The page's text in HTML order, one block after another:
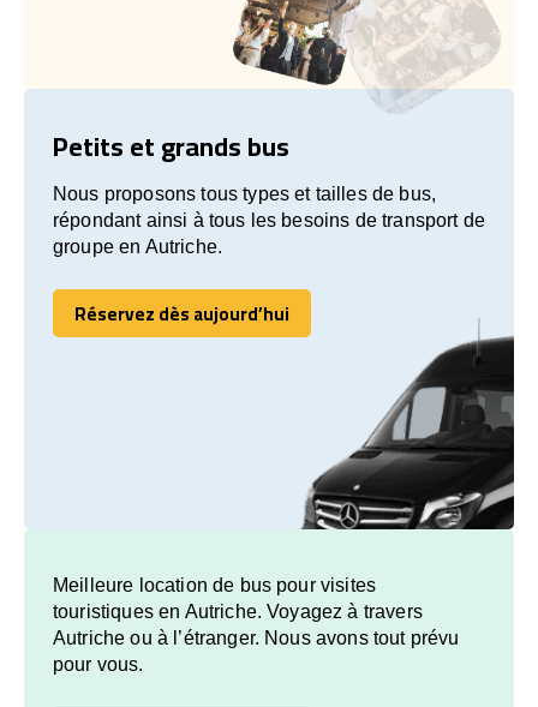
Petits et grands bus
Nous proposons tous types et tailles de bus,
répondant ainsi à tous les besoins de transport de
groupe en Autriche.
Réservez dès aujourd’hui
Réservez dès aujourd’hui
Meilleure location de bus pour visites
touristiques en Autriche. Voyagez à travers
Autriche ou à l’étranger. Nous avons tout prévu
pour vous.